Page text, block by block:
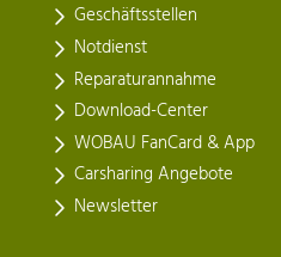
Geschäftsstellen
Notdienst
Reparaturannahme
Download-Center
WOBAU FanCard & App
Carsharing Angebote
Newsletter